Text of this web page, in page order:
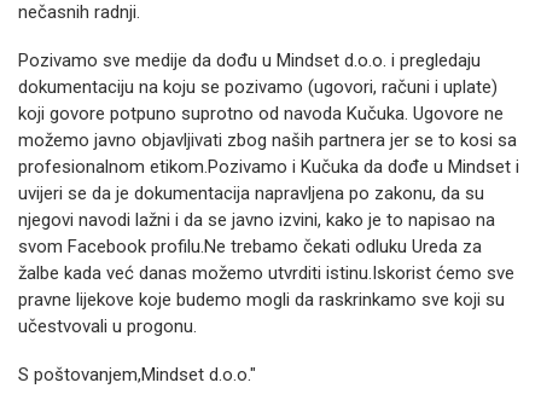
nečasnih radnji.
Pozivamo sve medije da dođu u Mindset d.o.o. i pregledaju
dokumentaciju na koju se pozivamo (ugovori, računi i uplate)
koji govore potpuno suprotno od navoda Kučuka. Ugovore ne
možemo javno objavljivati zbog naših partnera jer se to kosi sa
profesionalnom etikom.Pozivamo i Kučuka da dođe u Mindset i
uvijeri se da je dokumentacija napravljena po zakonu, da su
njegovi navodi lažni i da se javno izvini, kako je to napisao na
svom Facebook profilu.Ne trebamo čekati odluku Ureda za
žalbe kada već danas možemo utvrditi istinu.Iskorist ćemo sve
pravne lijekove koje budemo mogli da raskrinkamo sve koji su
učestvovali u progonu.
S poštovanjem,Mindset d.o.o."